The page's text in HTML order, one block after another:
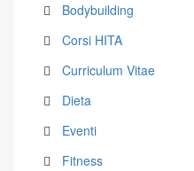
Bodybuilding
Corsi HITA
Curriculum Vitae
Dieta
Eventi
Fitness